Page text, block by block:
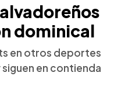
dominical
en otros deportes
en contienda